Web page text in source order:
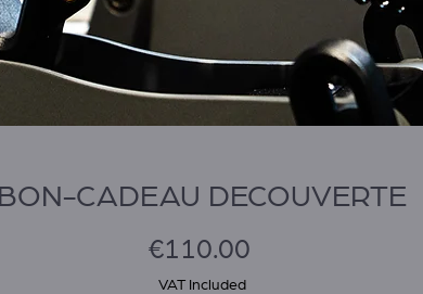
BON-CADEAU DECOUVERTE
€110.00
VAT Included